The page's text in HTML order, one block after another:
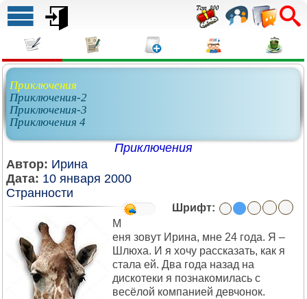
Приключения
Приключения-2
Приключения-3
Приключения 4
Приключения
Автор: Ирина
Дата: 10 января 2000
Странности
Шрифт:
М
еня зовут Ирина, мне 24 года. Я –
Шлюха. И я хочу рассказать, как я
стала ей. Два года назад на
дискотеки я познакомилась с
весёлой компанией девчонок.